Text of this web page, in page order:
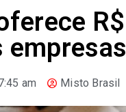
empresas
am Misto Brasil